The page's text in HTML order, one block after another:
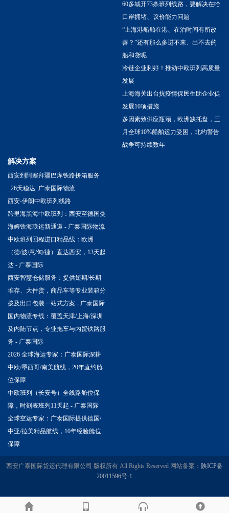
60多城开73条班列线路，要解决在哈
口岸拥堵、议价能力问题
“上海港船舶在港、在泊时间有所改
善？”还有那么多进不来、出不去的
船和货呢…
冷链企业利好！推动中欧班列高质量
发展
上海海关出台抗疫情保民生助企业促
发展10项措施
多因素致供应瓶颈，欧洲缺托盘，三
月全球10%船舶运力受困，北约警告
战争可持续数年
解决方案
西安到阿塞拜疆巴库铁路拼箱服务
_26天稳达_广泰国际物流
西安-伊朗中欧班列线路
跨里海黑海中欧班列：西安至德国曼
海姆铁海联运新通道 - 广泰国际物流
中欧班列回程进口精品线：欧洲
（德/波/意/匈/捷）直达西安，13天起
达 - 广泰国际
西安智慧仓储服务：提供短期/长期
堆存、大件货，商品车等专业装箱分
拨及出口包装一站式方案 - 广泰国际
国内物流专线：覆盖天津/上海/深圳
及内陆节点，专业拖车与内贸铁路服
务 - 广泰国际
2026 全球海运专家：广泰国际深耕
中欧/墨西哥/南美航线，20年直约舱
位保障
中欧班列（长安号）全线路舱位保
障，时刻表班列11天起 - 广泰国际
全球空运专家：广泰国际提供德国/
中亚/拉美精品航线，10年经验舱位
保障
西安广泰国际货运代理有限公司 版权所有 All Rights Reserved 网站备案： 陕ICP备
20011596号-1